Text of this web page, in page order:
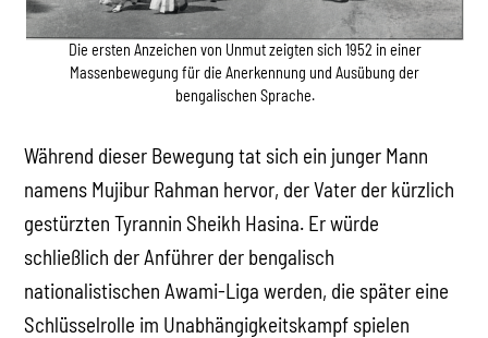
Die ersten Anzeichen von Unmut zeigten sich 1952 in einer
Massenbewegung für die Anerkennung und Ausübung der
bengalischen Sprache.
Während dieser Bewegung tat sich ein junger Mann
namens Mujibur Rahman hervor, der Vater der kürzlich
gestürzten Tyrannin Sheikh Hasina. Er würde
schließlich der Anführer der bengalisch
nationalistischen Awami-Liga werden, die später eine
Schlüsselrolle im Unabhängigkeitskampf spielen